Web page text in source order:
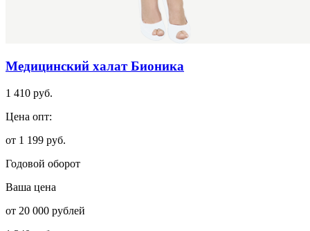
Медицинский халат Бионика
1 410 руб.
Цена опт:
от 1 199 руб.
Годовой оборот
Ваша цена
от 20 000 рублей